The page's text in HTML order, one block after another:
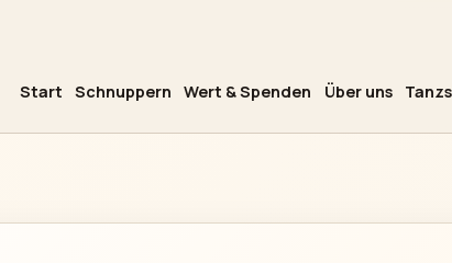
Start Schnuppern Wert & Spenden Über uns